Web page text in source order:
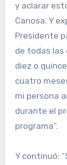
y aclarar
Canosa. Y
Presidente
de todas las
diez o
cuatro
mi persona
durante el
programa”.
Y continuó: